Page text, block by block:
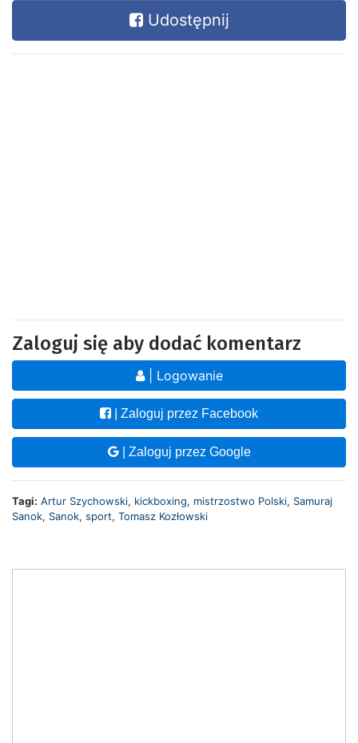
Udostępnij
Zaloguj się aby dodać komentarz
| Logowanie
| Zaloguj przez Facebook
| Zaloguj przez Google
Tagi: Artur Szychowski, kickboxing, mistrzostwo Polski, Samuraj
Sanok, Sanok, sport, Tomasz Kozłowski